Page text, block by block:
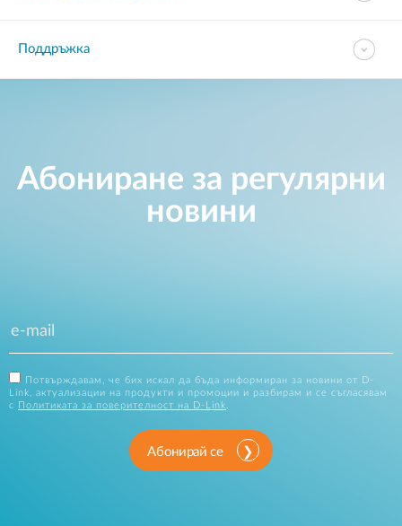
Поддръжка
Абониране за регулярни
новини
Потвърждавам, че бих искал да бъда информиран за новини от D-
Link, актуализации на продукти и промоции и разбирам и се съгласявам
с
Политиката за поверителност на D-Link
Абонирай се